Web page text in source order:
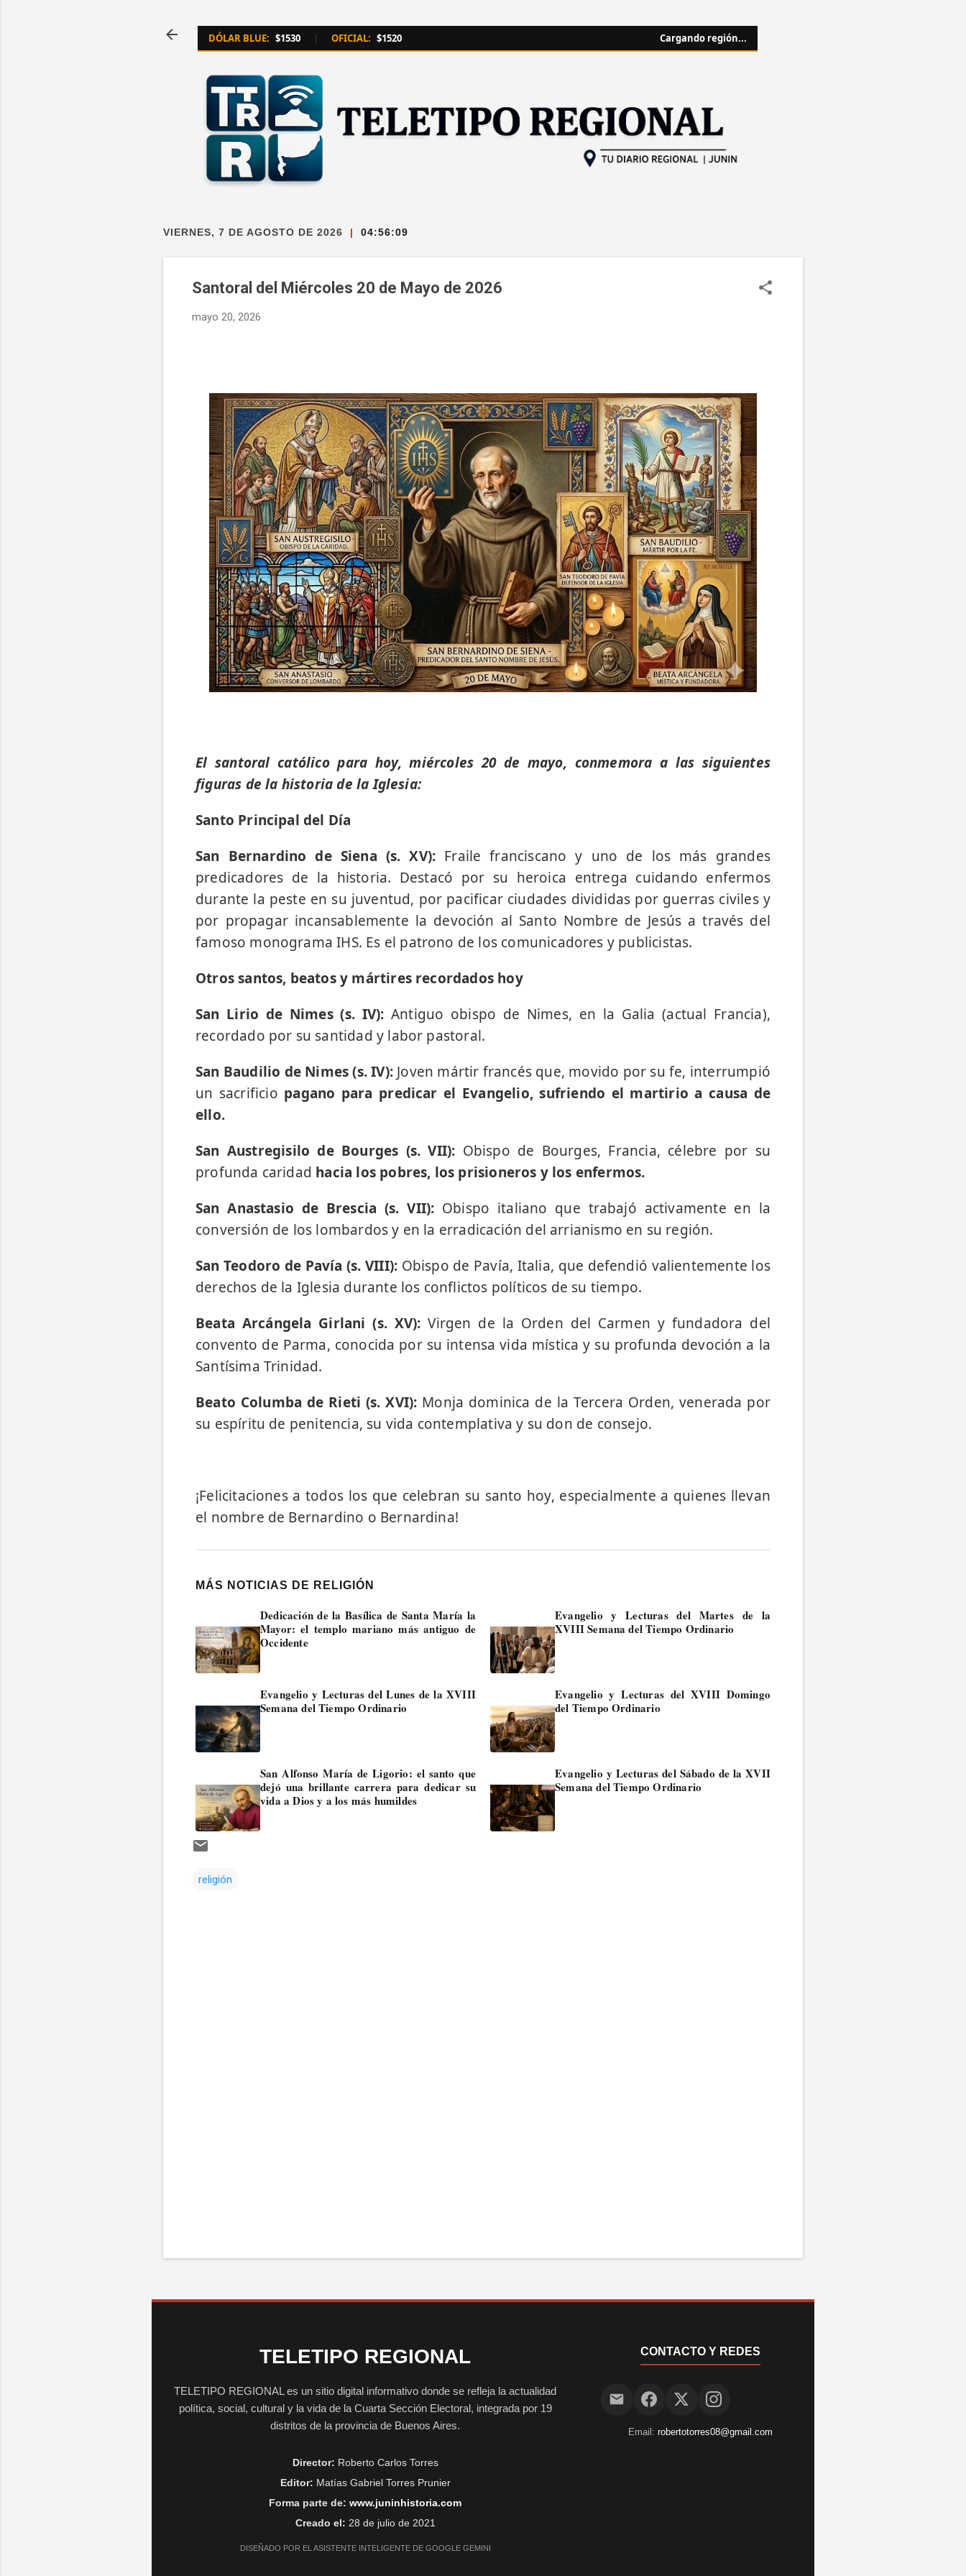
DÓLAR BLUE: $1530 | OFICIAL: $1520 Cargando región...
VIERNES, 7 DE AGOSTO DE 2026 | 04:56:09
Santoral del Miércoles 20 de Mayo de 2026
mayo 20, 2026
El santoral católico para hoy, miércoles 20 de mayo, conmemora a las siguientes
figuras de la historia de la Iglesia:
Santo Principal del Día
San Bernardino de Siena (s. XV): Fraile franciscano y uno de los más grandes
predicadores de la historia. Destacó por su heroica entrega cuidando enfermos
durante la peste en su juventud, por pacificar ciudades divididas por guerras civiles y
por propagar incansablemente la devoción al Santo Nombre de Jesús a través del
famoso monograma IHS. Es el patrono de los comunicadores y publicistas.
Otros santos, beatos y mártires recordados hoy
San Lirio de Nimes (s. IV): Antiguo obispo de Nimes, en la Galia (actual Francia),
recordado por su santidad y labor pastoral.
San Baudilio de Nimes (s. IV):Joven mártir francés que, movido por su fe, interrumpió
un sacrificio pagano para predicar el Evangelio, sufriendo el martirio a causa de
ello.
San Austregisilo de Bourges (s. VII): Obispo de Bourges, Francia, célebre por su
profunda caridad hacia los pobres, los prisioneros y los enfermos.
San Anastasio de Brescia (s. VII): Obispo italiano que trabajó activamente en la
conversión de los lombardos y en la erradicación del arrianismo en su región.
San Teodoro de Pavía (s. VIII): Obispo de Pavía, Italia, que defendió valientemente los
derechos de la Iglesia durante los conflictos políticos de su tiempo.
Beata Arcángela Girlani (s. XV):Virgen de la Orden del Carmen y fundadora del
convento de Parma, conocida por su intensa vida mística y su profunda devoción a la
Santísima Trinidad.
Beato Columba de Rieti (s. XVI): Monja dominica de la Tercera Orden, venerada por
su espíritu de penitencia, su vida contemplativa y su don de consejo.
¡Felicitaciones a todos los que celebran su santo hoy, especialmente a quienes llevan
el nombre de Bernardino o Bernardina!
MÁS NOTICIAS DE RELIGIÓN
Dedicación de la Basílica de Santa María la
Mayor: el templo mariano más antiguo de
Occidente
Evangelio y Lecturas del Martes de la
XVIII Semana del Tiempo Ordinario
Evangelio y Lecturas del Lunes de la XVIII
Semana del Tiempo Ordinario
Evangelio y Lecturas del XVIII Domingo
del Tiempo Ordinario
San Alfonso María de Ligorio: el santo que
dejó una brillante carrera para dedicar su
vida a Dios y a los más humildes
Evangelio y Lecturas del Sábado de la XVII
Semana del Tiempo Ordinario
religión
TELETIPO REGIONAL
TELETIPO REGIONAL es un sitio digital informativo donde se refleja la actualidad
política, social, cultural y la vida de la Cuarta Sección Electoral, integrada por 19
distritos de la provincia de Buenos Aires.
Director: Roberto Carlos Torres
Editor: Matías Gabriel Torres Prunier
Forma parte de: www.juninhistoria.com
Creado el: 28 de julio de 2021
DISEÑADO POR EL ASISTENTE INTELIGENTE DE GOOGLE GEMINI
CONTACTO Y REDES
Email: robertotorres08@gmail.com